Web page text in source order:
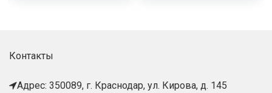
Контакты
Адрес: 350089, г. Краснодар, ул. Кирова, д. 145​